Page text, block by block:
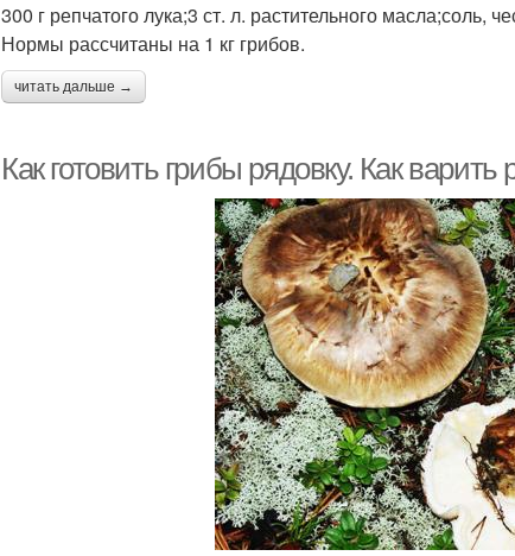
300 г репчатого лука;3 ст. л. растительного масла;соль,
Нормы рассчитаны на 1 кг грибов.
читать дальше →
Как готовить грибы рядовку. Как